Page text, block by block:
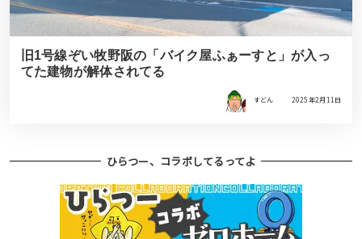
旧1号線ぞい牧野阪の「バイク屋ふぁーすと」が入っ
てた建物が解体されてる
すどん 2025年2月11日
ひらつー、コラボしてるってよ